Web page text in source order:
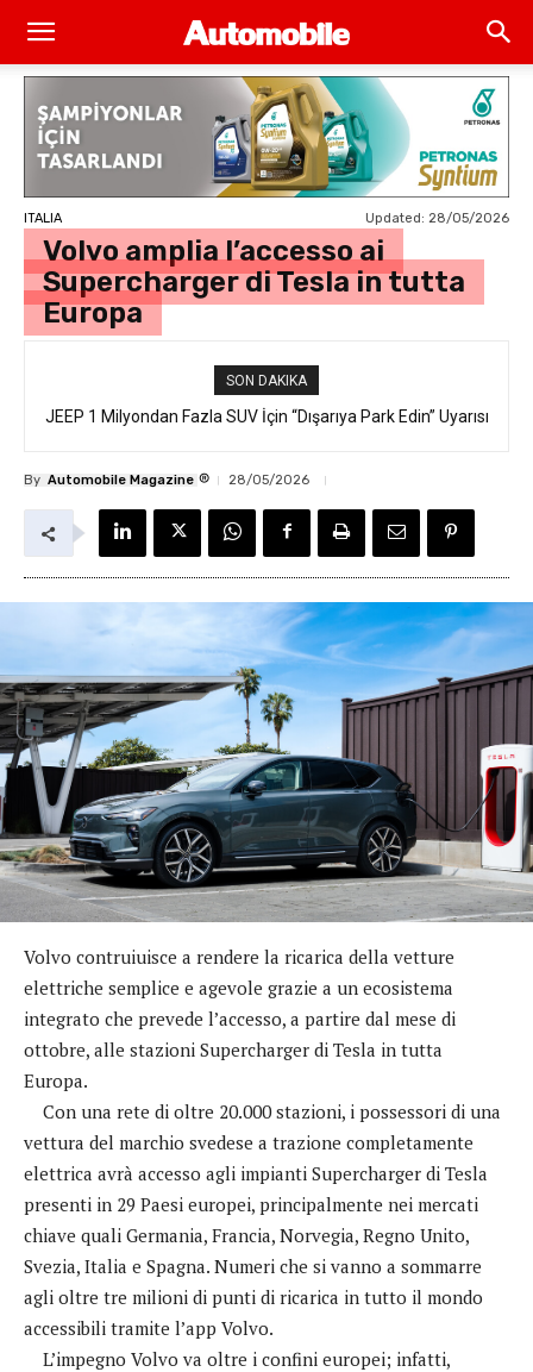
ITALIA Updated: 28/05/2026
Volvo amplia l’accesso ai
Supercharger di Tesla in tutta
Europa
SON DAKIKA
JEEP 1 Milyondan Fazla SUV İçin “Dışarıya Park Edin” Uyarısı
By Automobile Magazine ® 28/05/2026
Volvo contruiuisce a rendere la ricarica della vetture
elettriche semplice e agevole grazie a un ecosistema
integrato che prevede l’accesso, a partire dal mese di
ottobre, alle stazioni Supercharger di Tesla in tutta
Europa.
Con una rete di oltre 20.000 stazioni, i possessori di una
vettura del marchio svedese a trazione completamente
elettrica avrà accesso agli impianti Supercharger di Tesla
presenti in 29 Paesi europei, principalmente nei mercati
chiave quali Germania, Francia, Norvegia, Regno Unito,
Svezia, Italia e Spagna. Numeri che si vanno a sommarre
agli oltre tre milioni di punti di ricarica in tutto il mondo
accessibili tramite l’app Volvo.
L’impegno Volvo va oltre i confini europei; infatti,